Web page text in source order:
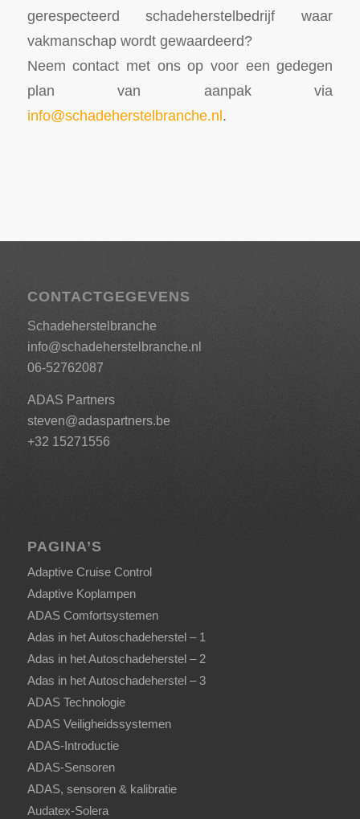
gerespecteerd schadeherstelbedrijf waar
vakmanschap wordt gewaardeerd?
Neem contact met ons op voor een gedegen
plan van aanpak via
info@schadeherstelbranche.nl.
CONTACTGEGEVENS
Schadeherstelbranche
info@schadeherstelbranche.nl
06-52762087
ADAS Partners
steven@adaspartners.be
+32 15271556
PAGINA’S
Adaptive Cruise Control
Adaptive Koplampen
ADAS Comfortsystemen
Adas in het Autoschadeherstel – 1
Adas in het Autoschadeherstel – 2
Adas in het Autoschadeherstel – 3
ADAS Technologie
ADAS Veiligheidssystemen
ADAS-Introductie
ADAS-Sensoren
ADAS, sensoren & kalibratie
Audatex-Solera